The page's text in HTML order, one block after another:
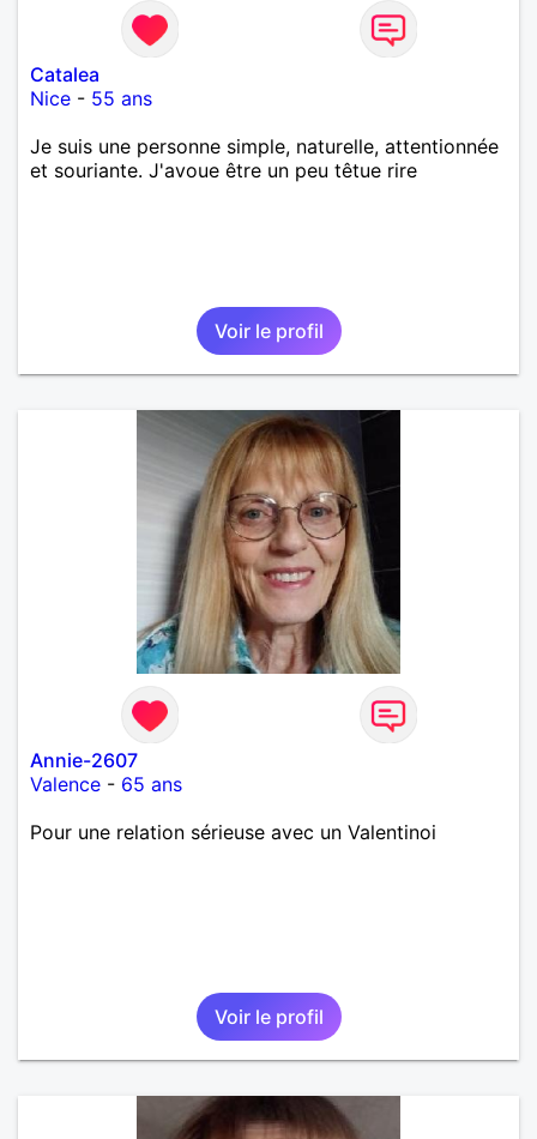
Catalea
Nice - 55 ans
Je suis une personne simple, naturelle, attentionnée
et souriante. J'avoue être un peu têtue rire
Voir le profil
Annie-2607
Valence - 65 ans
Pour une relation sérieuse avec un Valentinoi
Voir le profil